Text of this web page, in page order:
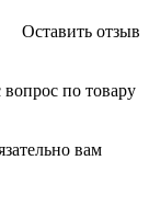
Оставить отзыв
по товару
вам